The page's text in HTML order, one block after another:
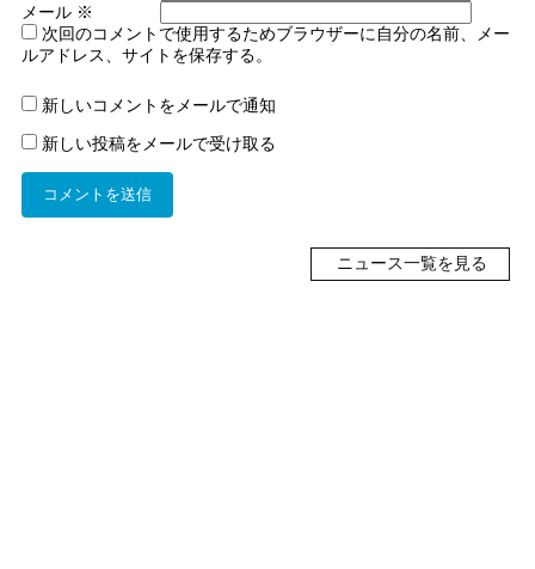
メール ※
次回のコメントで使用するためブラウザーに自分の名前、メー
ルアドレス、サイトを保存する。
新しいコメントをメールで通知
新しい投稿をメールで受け取る
ニュース一覧を見る